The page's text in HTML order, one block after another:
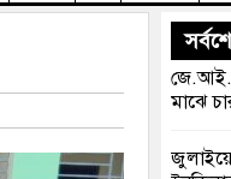
জে.আই.
মাঝে